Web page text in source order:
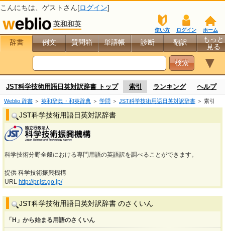
こんにちは、 ゲスト さん[ログイン]
英和和英
ホーム
ログイン
使い方
辞書 例文 質問箱 単語帳 診断 翻訳
もっと
見る
▼
JST科学技術用語日英対訳辞書 トップ 索引 ランキング ヘルプ
Weblio 辞書 ＞ 英和辞典・和英辞典 ＞ 学問 ＞ JST科学技術用語日英対訳辞書 ＞ 索引
JST科学技術用語日英対訳辞書
科学技術分野全般における専門用語の英語訳を調べることができます。
提供 科学技術振興機構
URL http://pr.jst.go.jp/
JST科学技術用語日英対訳辞書 のさくいん
「H」から始まる用語のさくいん